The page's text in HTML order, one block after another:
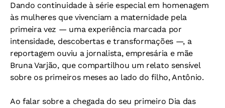
Dando continuidade à série especial em homenagem
às mulheres que vivenciam a maternidade pela
primeira vez — uma experiência marcada por
intensidade, descobertas e transformações —, a
reportagem ouviu a jornalista, empresária e mãe
Bruna Varjão, que compartilhou um relato sensível
sobre os primeiros meses ao lado do filho, Antônio.
Ao falar sobre a chegada do seu primeiro Dia das